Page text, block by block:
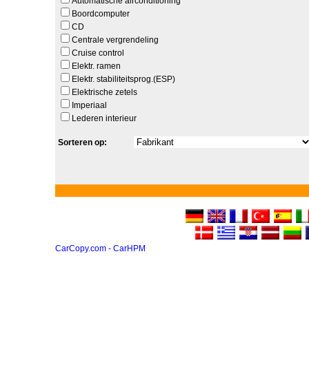
Boordcomputer
CD
Centrale vergrendeling
Cruise control
Elektr. ramen
Elektr. stabiliteitsprog.(ESP)
Elektrische zetels
Imperiaal
Lederen interieur
Sorteren op:
CarCopy.com - CarHPM